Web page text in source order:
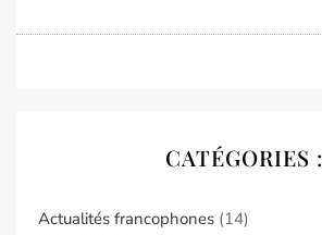
CATÉGORIES :
Actualités francophones (14)